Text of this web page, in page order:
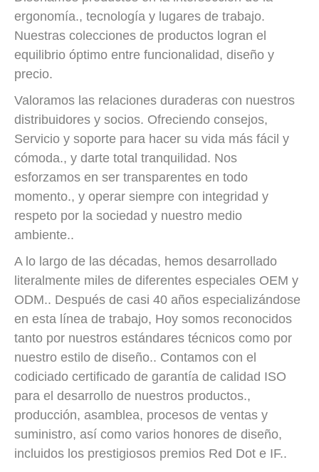
ergonomía., tecnología y lugares de trabajo.
Nuestras colecciones de productos logran el
equilibrio óptimo entre funcionalidad, diseño y
precio.
Valoramos las relaciones duraderas con nuestros
distribuidores y socios. Ofreciendo consejos,
Servicio y soporte para hacer su vida más fácil y
cómoda., y darte total tranquilidad. Nos
esforzamos en ser transparentes en todo
momento., y operar siempre con integridad y
respeto por la sociedad y nuestro medio
ambiente..
A lo largo de las décadas, hemos desarrollado
literalmente miles de diferentes especiales OEM y
ODM.. Después de casi 40 años especializándose
en esta línea de trabajo, Hoy somos reconocidos
tanto por nuestros estándares técnicos como por
nuestro estilo de diseño.. Contamos con el
codiciado certificado de garantía de calidad ISO
para el desarrollo de nuestros productos.,
producción, asamblea, procesos de ventas y
suministro, así como varios honores de diseño,
incluidos los prestigiosos premios Red Dot e IF..